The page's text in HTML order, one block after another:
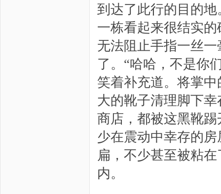
到达了此行的目的
一栋看起来很结实
无法阻止手指一丝
了。“哈哈，不是你
笑着补充道。将掌
大的靴子清理脚下
商店，都被这黑靴
少在震动中幸存的
扁，不少甚至被粘
内。